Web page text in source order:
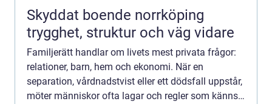
Skyddat boende norrköping
trygghet, struktur och väg vidare
Familjerätt handlar om livets mest privata frågor:
relationer, barn, hem och ekonomi. När en
separation, vårdnadstvist eller ett dödsfall uppstår,
möter människor ofta lagar och regler som känns